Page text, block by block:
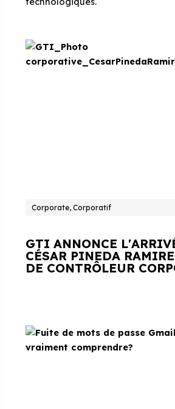
Corporate, Corporatif
GTI ANNONCE
CÉSAR PINEDA
DE CONTRÔLEUR